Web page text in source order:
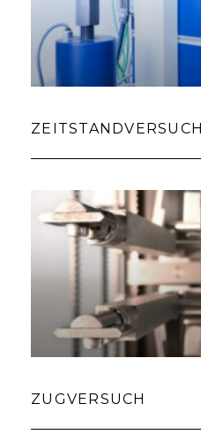
ZEITSTANDVERSUCH
ZUGVERSUCH